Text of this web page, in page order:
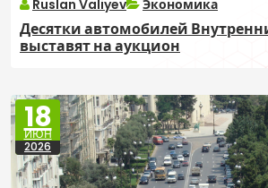
Ruslan Valiyev Экономика
Десятки автомобилей
выставят на аукцион
18
ИЮН
2026